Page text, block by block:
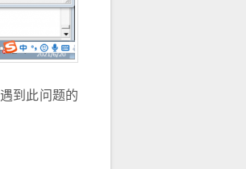
到此问题的